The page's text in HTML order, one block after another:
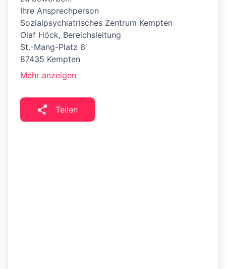
Ihre Ansprechperson
Sozialpsychiatrisches Zentrum Kempten
Olaf Höck, Bereichsleitung
St.-Mang-Platz 6
87435 Kempten
Mehr anzeigen
Teilen